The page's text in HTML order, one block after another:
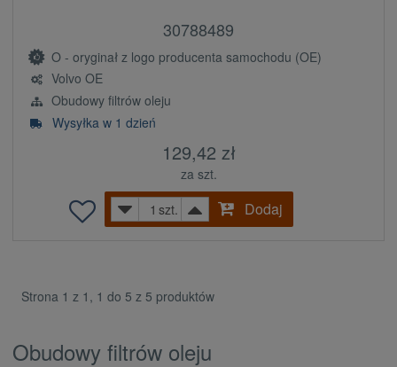
30788489
O - oryginał z logo producenta samochodu (OE)
Volvo OE
Obudowy filtrów oleju
Wysyłka w 1 dzień
129,42 zł
za szt.
szt.
Dodaj
Strona 1 z 1, 1 do 5 z 5 produktów
Obudowy filtrów oleju